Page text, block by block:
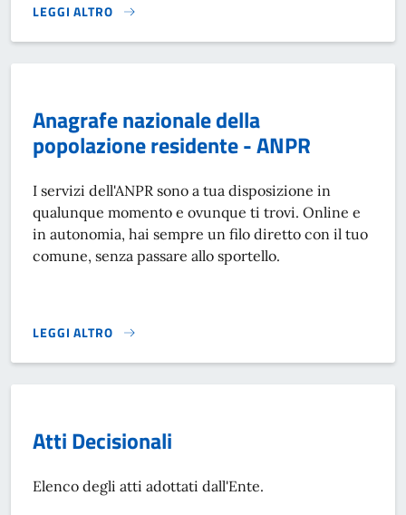
LEGGI ALTRO
AMMINISTRAZIONE TRASPARENTE}
Anagrafe nazionale della
popolazione residente - ANPR
I servizi dell'ANPR sono a tua disposizione in
qualunque momento e ovunque ti trovi. Online e
in autonomia, hai sempre un filo diretto con il tuo
comune, senza passare allo sportello.
LEGGI ALTRO
ANAGRAFE NAZIONALE DELLA POPOLAZIONE RESIDENTE -
Atti Decisionali
Elenco degli atti adottati dall'Ente.